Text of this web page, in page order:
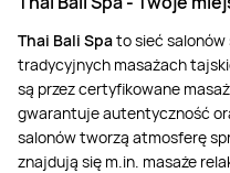
Thai Bali Spato sieć
tradycyjnych masażach
są przez certyfikowane
gwarantuje autentyczność
salonów tworzą atmosferę
znajdują się m.in. masaże